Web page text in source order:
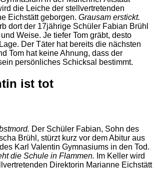
die Leiche der stellvertretenden
Eichstätt geborgen. Grausam erstickt.
dort der 17jährige Schüler Fabian Brühl
Weise. Je tiefer Tom gräbt, desto
Der Täter hat bereits die nächsten
Tom hat keine Ahnung, dass der
persönliches Schicksal bestimmt.
Der Schüler Fabian, Sohn des
Brühl, stürzt kurz vor dem Abitur aus
Karl Valentin Gymnasiums in den Tod.
die Schule in Flammen. Im Keller wird
Direktorin Marianne Eichstätt